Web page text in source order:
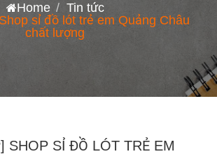
Home
Tin tức
sỉ đồ lót trẻ em Quảng Châu
chất lượng
SHOP SỈ ĐỒ LÓT TRẺ EM